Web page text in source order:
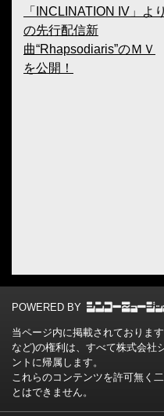
「INCLINATION IV」より
の先行配信新
曲“Rhapsodiaris”のＭＶ
を公開！
POWERED BY
当ページ内に掲載されておりま
など)の権利は、すべて株式会社
ントに帰属します。
これらのコンテンツを許可無く
とはできません。